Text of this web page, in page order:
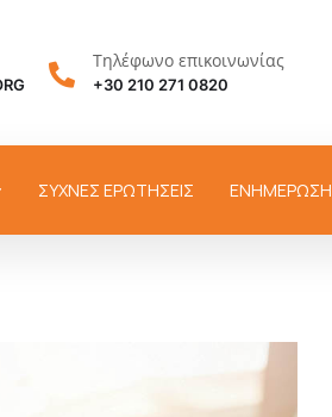
Τηλέφωνο επικοινωνίας
+30 210 271 0820
ΣΥΧΝΕΣ ΕΡΩΤΗΣΕΙΣ ΕΝΗΜΕΡΩΣΗ